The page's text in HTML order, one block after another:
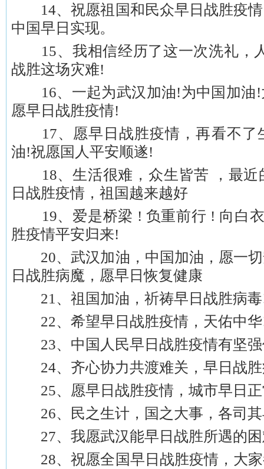
14、祝愿祖国和民众早日战胜疫情
中国早日实现。
15、我相信经历了这一次洗礼，
战胜这场灾难!
16、一起为武汉加油!为中国加油!
愿早日战胜疫情!
17、愿早日战胜疫情，再看不了
油!祝愿国人平安顺遂!
18、生活很难，众生皆苦 ，最近
日战胜疫情，祖国越来越好
19、爱是桥梁 ! 负重前行 ! 向白衣
胜疫情平安归来!
20、武汉加油，中国加油，愿一切
日战胜病魔，愿早日恢复健康
21、祖国加油，祈祷早日战胜病
22、希望早日战胜疫情，天佑中
23、中国人民早日战胜疫情有坚强
24、齐心协力共渡难关，早日战胜
25、愿早日战胜疫情，城市早日正
26、民之生计，国之大事，各司其
27、我愿武汉能早日战胜所遇的困
28、祝愿全国早日战胜疫情，大家